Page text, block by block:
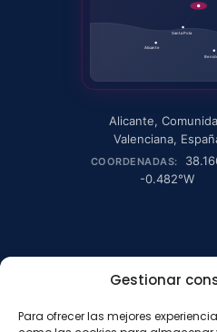
Gestionar
Para ofrecer las mejores
Santa Pola
Alicante
Alicante,
Valenciana,
COORDENADAS:
-0.482°W